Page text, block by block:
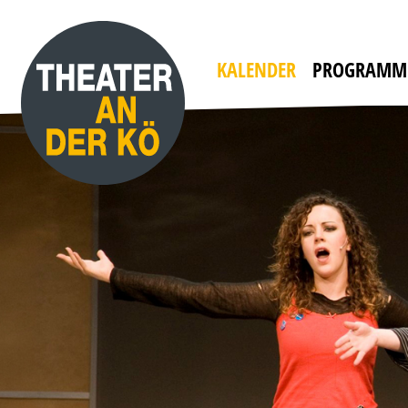
KALENDER PROGRAMM
mit WILLI THOMCZYK, DANA GOLOMBEK VON
HEINERSDORFF u. a.
Die Camper sind zurück!